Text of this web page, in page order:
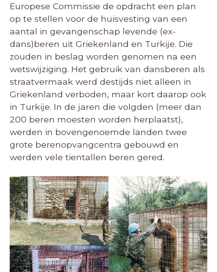
Europese Commissie de opdracht een plan
op te stellen voor de huisvesting van een
aantal in gevangenschap levende (ex-
dans)beren uit Griekenland en Turkije. Die
zouden in beslag worden genomen na een
wetswijziging. Het gebruik van dansberen als
straatvermaak werd destijds niet alleen in
Griekenland verboden, maar kort daarop ook
in Turkije. In de jaren die volgden (meer dan
200 beren moesten worden herplaatst),
werden in bovengenoemde landen twee
grote berenopvangcentra gebouwd en
werden vele tientallen beren gered.